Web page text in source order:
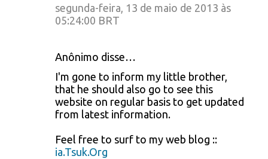
segunda-feira, 13 de maio de 2013 às
05:24:00 BRT
Anônimo disse…
I'm gone to inform my little brother,
that he should also go to see this
website on regular basis to get updated
from latest information.
Feel free to surf to my web blog ::
ia.Tsuk.Org